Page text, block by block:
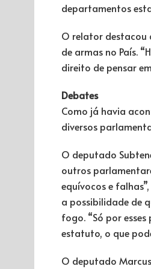
departamentos
O relator destacou
de armas no País.
direito de pensar
Debates
Como já havia
diversos
O deputado
outros
equívocos e
a possibilidade de
fogo. “Só por
estatuto, o que
O deputado